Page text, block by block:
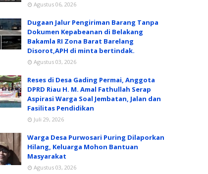
Agustus 06, 2026
Dugaan Jalur Pengiriman Barang Tanpa
Dokumen Kepabeanan di Belakang
Bakamla RI Zona Barat Barelang
Disorot,APH di minta bertindak.
Agustus 03, 2026
Reses di Desa Gading Permai, Anggota
DPRD Riau H. M. Amal Fathullah Serap
Aspirasi Warga Soal Jembatan, Jalan dan
Fasilitas Pendidikan
Juli 29, 2026
Warga Desa Purwosari Puring Dilaporkan
Hilang, Keluarga Mohon Bantuan
Masyarakat
Agustus 03, 2026